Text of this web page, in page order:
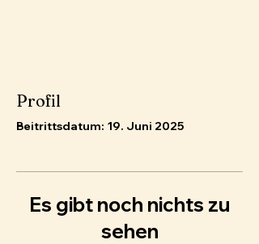
Profil
Beitrittsdatum: 19. Juni 2025
Es gibt noch nichts zu
sehen